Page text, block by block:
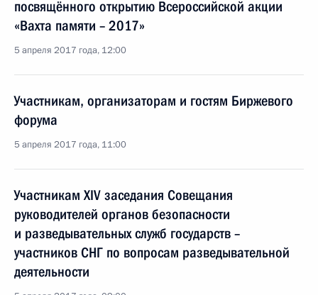
посвящённого открытию Всероссийской акции
«Вахта памяти – 2017»
5 апреля 2017 года, 12:00
Участникам, организаторам и гостям Биржевого
форума
5 апреля 2017 года, 11:00
Участникам XIV заседания Совещания
руководителей органов безопасности
и разведывательных служб государств –
участников СНГ по вопросам разведывательной
деятельности